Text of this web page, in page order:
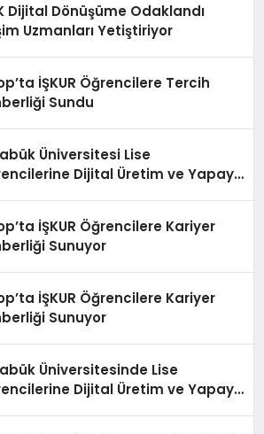
Dijital Dönüşüme Odaklandı
Uzmanları Yetiştiriyor
İŞKUR Öğrencilere Tercih
Sundu
Üniversitesi Lise
Dijital Üretim ve Yapay
İŞKUR Öğrencilere Kariyer
Sunuyor
İŞKUR Öğrencilere Kariyer
Sunuyor
Üniversitesinde Lise
Dijital Üretim ve Yapay